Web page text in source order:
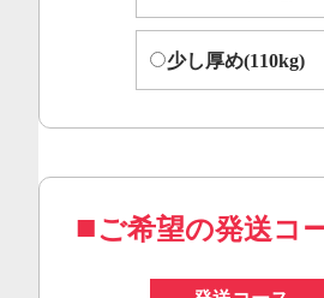
少し厚め(110kg)
ご希望の発送コ